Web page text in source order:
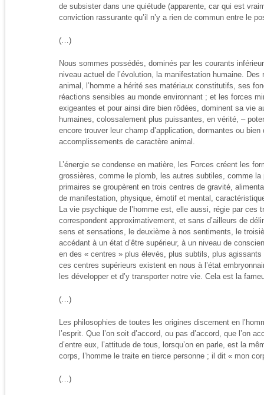
de subsister dans une quiétude (apparente, car qui est
conviction rassurante qu’il n’y a rien de commun entre le
(…)
Nous sommes possédés, dominés par les courants
niveau actuel de l’évolution, la manifestation humaine.
animal, l’homme a hérité ses matériaux constitutifs, ses
réactions sensibles au monde environnant ; et les forces
exigeantes et pour ainsi dire bien rôdées, dominent sa vie
humaines, colossalement plus puissantes, en vérité, –
encore trouver leur champ d’application, dormantes ou
accomplissements de caractère animal.
L’énergie se condense en matière, les Forces créent les
grossières, comme le plomb, les autres subtiles, comme la
primaires se groupèrent en trois centres de gravité,
de manifestation, physique, émotif et mental,
La vie psychique de l’homme est, elle aussi, régie par ces
correspondent approximativement, et sans d’ailleurs de
sens et sensations, le deuxième à nos sentiments, le
accédant à un état d’être supérieur, à un niveau de
en des « centres » plus élevés, plus subtils, plus
ces centres supérieurs existent en nous à l’état
les développer et d’y transporter notre vie. Cela est la
(…)
Les philosophies de toutes les origines discernent en
l’esprit. Que l’on soit d’accord, ou pas d’accord, que l’on
d’entre eux, l’attitude de tous, lorsqu’on en parle, est la
corps, l’homme le traite en tierce personne ; il dit « mon
(…)